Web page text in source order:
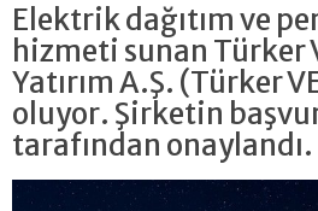
Elektrik dağıtım ve
hizmeti sunan Türker
Yatırım A.Ş. (Türker
oluyor. Şirketin
tarafından onaylandı.